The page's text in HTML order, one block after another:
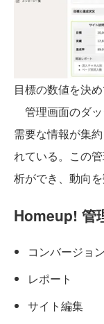
目標の数値を決
管理画面のダ
需要な情報が集
れている。この
析ができ、動向
Homeup! 管
コンバージョ
レポート
サイト編集